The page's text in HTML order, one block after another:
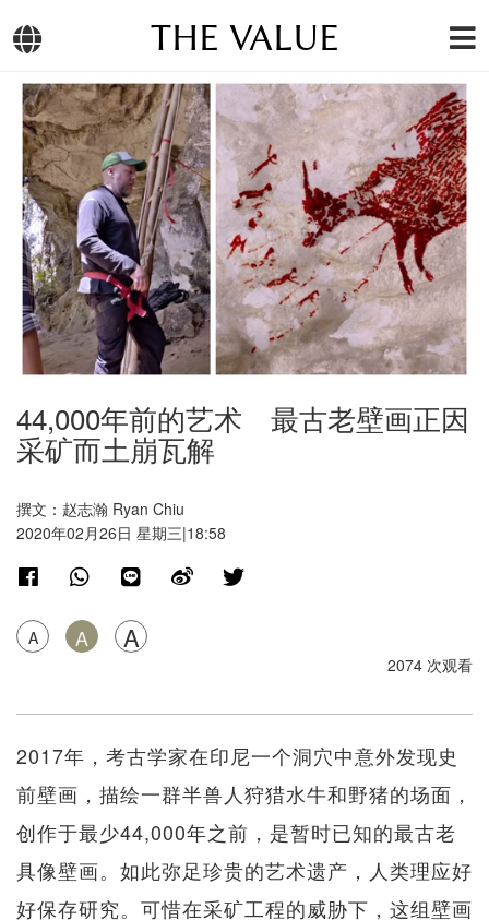
THE VALUE
44,000年前的艺术 最古老壁画正因
采矿而土崩瓦解
撰文：赵志瀚 Ryan Chiu
2020年02月26日 星期三|18:58
A A A
2074 次观看
2017年，考古学家在印尼一个洞穴中意外发现史
前壁画，描绘一群半兽人狩猎水牛和野猪的场面，
创作于最少44,000年之前，是暂时已知的最古老
具像壁画。如此弥足珍贵的艺术遗产，人类理应好
好保存研究。可惜在采矿工程的威胁下，这组壁画